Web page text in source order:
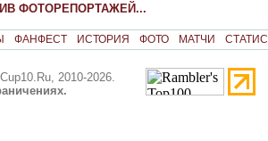
ФОТОРЕПОРТАЖЕЙ...
ФАНФЕСТ ИСТОРИЯ ФОТО МАТЧИ
2010-2026.